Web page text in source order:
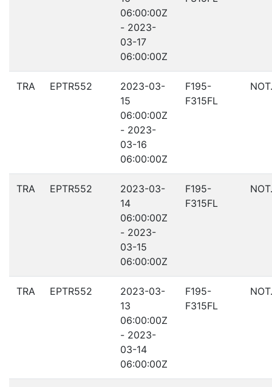
06:00:00Z
- 2023-
03-17
06:00:00Z
TRA EPTR552
2023-03-
15
06:00:00Z
- 2023-
03-16
06:00:00Z
F195-
F315FL
TRA EPTR552
2023-03-
14
06:00:00Z
- 2023-
03-15
06:00:00Z
F195-
F315FL
TRA EPTR552
2023-03-
13
06:00:00Z
- 2023-
03-14
06:00:00Z
F195-
F315FL